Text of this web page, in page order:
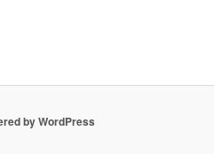
by WordPress